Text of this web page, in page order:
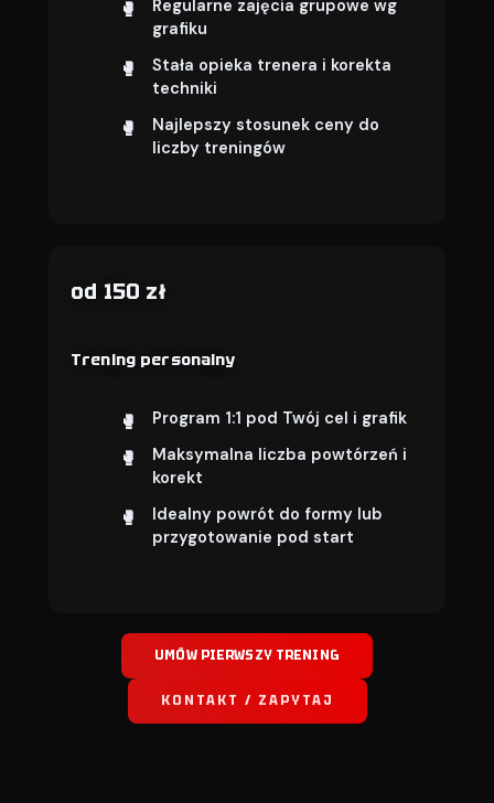
Regularne zajęcia grupowe wg
grafiku
Stała opieka trenera i korekta
techniki
Najlepszy stosunek ceny do
liczby treningów
od 150 zł
Trening personalny
Program 1:1 pod Twój cel i grafik
Maksymalna liczba powtórzeń i
korekt
Idealny powrót do formy lub
przygotowanie pod start
UMÓW PIERWSZY TRENING
KONTAKT / ZAPYTAJ